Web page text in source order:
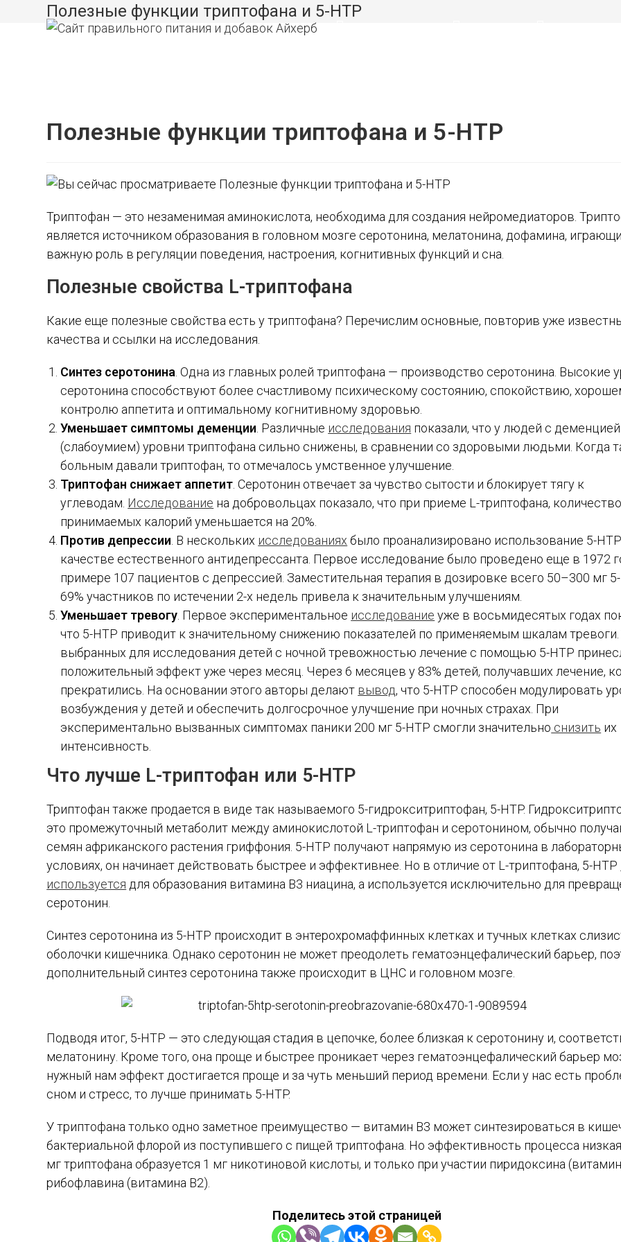
содержимому
Полезные функции триптофана и 5-HTP
Полезные функции триптофана и 5-HTP
Триптофан — это незаменимая аминокислота, необходима для создания нейромедиаторов.
является источником образования в головном мозге серотонина, мелатонина, дофамина,
важную роль в регуляции поведения, настроения, когнитивных функций и сна.
Полезные свойства L-триптофана
Какие еще полезные свойства есть у триптофана? Перечислим основные, повторив уже
качества и ссылки на исследования.
Синтез серотонина . Одна из главных ролей триптофана — производство серотонина. Высокие
серотонина способствуют более счастливому психическому состоянию, спокойствию,
контролю аппетита и оптимальному когнитивному здоровью.
Уменьшает симптомы деменции . Различные исследования показали, что у людей с деменцией
(слабоумием) уровни триптофана сильно снижены, в сравнении со здоровыми людьми. Когда
больным давали триптофан, то отмечалось умственное улучшение.
Триптофан снижает аппетит . Серотонин отвечает за чувство сытости и блокирует тягу к
углеводам. Исследование на добровольцах показало, что при приеме L-триптофана, количество
принимаемых калорий уменьшается на 20%.
Против депрессии . В нескольких исследованиях было проанализировано использование 5-
качестве естественного антидепрессанта. Первое исследование было проведено еще в 1972
примере 107 пациентов с депрессией. Заместительная терапия в дозировке всего 50–300 мг
69% участников по истечении 2-х недель привела к значительным улучшениям.
Уменьшает тревогу . Первое экспериментальное исследование уже в восьмидесятых годах
что 5-HTP приводит к значительному снижению показателей по применяемым шкалам тревоги.
выбранных для исследования детей с ночной тревожностью лечение с помощью 5-HTP
положительный эффект уже через месяц. Через 6 месяцев у 83% детей, получавших лечение,
прекратились. На основании этого авторы делают вывод, что 5-HTP способен модулировать
возбуждения у детей и обеспечить долгосрочное улучшение при ночных страхах. При
экспериментально вызванных симптомах паники 200 мг 5-HTP смогли значительно снизить их
интенсивность.
Что лучше L-триптофан или 5-HTP
Триптофан также продается в виде так называемого 5-гидрокситриптофан, 5-HTP.
это промежуточный метаболит между аминокислотой L-триптофан и серотонином, обычно
семян африканского растения гриффония. 5-HTP получают напрямую из серотонина в
условиях, он начинает действовать быстрее и эффективнее. Но в отличие от L-триптофана, 5-HTP
используется для образования витамина В3 ниацина, а используется исключительно для
серотонин.
Синтез серотонина из 5-HTP происходит в энтерохромаффинных клетках и тучных клетках
оболочки кишечника. Однако серотонин не может преодолеть гематоэнцефалический барьер,
дополнительный синтез серотонина также происходит в ЦНС и головном мозге.
Подводя итог, 5-HTP — это следующая стадия в цепочке, более близкая к серотонину и,
мелатонину. Кроме того, она проще и быстрее проникает через гематоэнцефалический барьер
нужный нам эффект достигается проще и за чуть меньший период времени. Если у нас есть
сном и стресс, то лучше принимать 5-HTP.
У триптофана только одно заметное преимущество — витамин В3 может синтезироваться в
бактериальной флорой из поступившего с пищей триптофана. Но эффективность процесса
мг триптофана образуется 1 мг никотиновой кислоты, и только при участии пиридоксина
рибофлавина (витамина B2).
Поделитесь этой страницей
Каталог обзоров
Добавки детям
Добавки женщинам
Добавки мужчинам
Добавки для красоты
Добавки для мозга
Минералы
Кислоты
Травяные добавки
Антиоксиданты